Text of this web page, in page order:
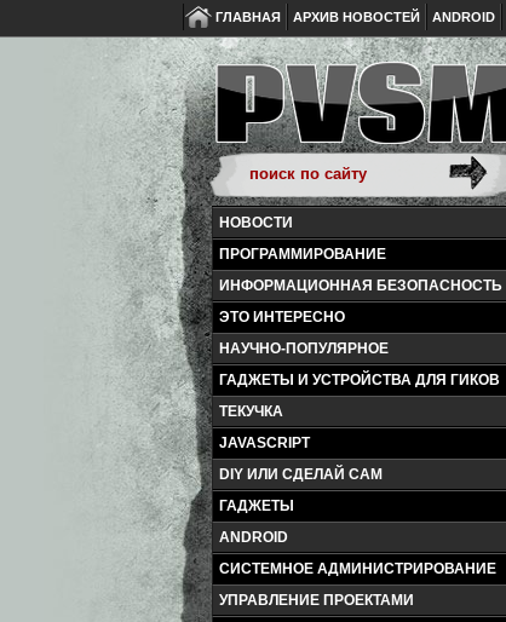
ГЛАВНАЯ АРХИВ НОВОСТЕЙ ANDROID
НОВОСТИ
ПРОГРАММИРОВАНИЕ
ИНФОРМАЦИОННАЯ БЕЗОПАСНОСТЬ
ЭТО ИНТЕРЕСНО
НАУЧНО-ПОПУЛЯРНОЕ
ГАДЖЕТЫ И УСТРОЙСТВА ДЛЯ ГИКОВ
ТЕКУЧКА
JAVASCRIPT
DIY ИЛИ СДЕЛАЙ САМ
ГАДЖЕТЫ
ANDROID
СИСТЕМНОЕ АДМИНИСТРИРОВАНИЕ
УПРАВЛЕНИЕ ПРОЕКТАМИ